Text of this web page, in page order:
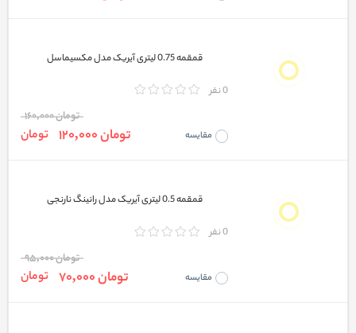
قمقمه 0.75 لیتری آیریک مدل مکسیماسل
0 نفر
مقایسه
تومان 160,000
تومان 120,000 تومان
قمقمه 0.5 لیتری آیریک مدل رانینگ نارنجی
0 نفر
مقایسه
تومان 95,000
تومان 70,000 تومان